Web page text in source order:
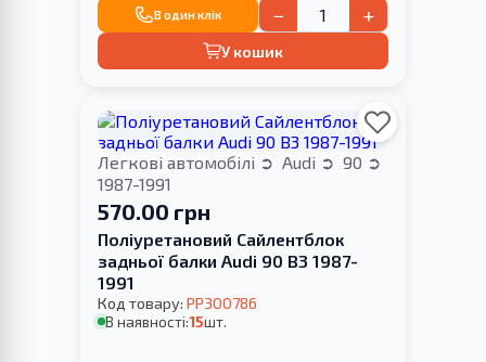
В один клік − +
У кошик
Легкові автомобілі Audi
90
1987-1991
570.00 грн
Поліуретановий Сайлентблок
задньої балки Audi 90 B3 1987-
1991
Код товару: PP300786
В наявності:15шт.